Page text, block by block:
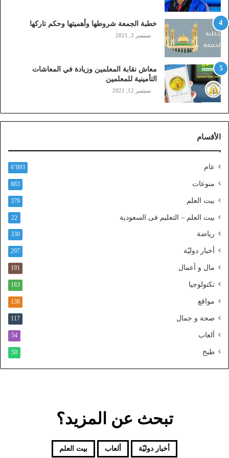
ا
ي
ل
ي
ز
ي
ن
)
ا
ل
ف
ا
ا
ط
ا
م
و
د
خطبة الجمعة شروطها وأهميتها وحكم تاركها
سبتمبر 3, 2021
معاش نقابة المعلمين وزيادة في المعاشات
التأمينية للمعلمين
سبتمبر 12, 2021
الأقسام
عام 6٬893
منوعات 883
بيت العلم 379
بيت العلم – التعليم فى السعودية 22
رياضة 330
أخبار دوليّة 297
مال و أعمال 191
تكنولوجيا 183
مواقع 138
صحة و جمال 117
ألعاب 54
طبخ 50
تبحث عن المزيد؟
أخبار دوليّة ألعاب بيت العلم